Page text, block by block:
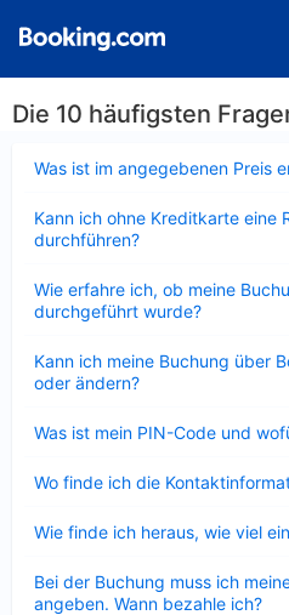
Die 10 häufigsten
Was ist im angegebenen Preis
Kann ich ohne Kreditkarte eine
durchführen?
Wie erfahre ich, ob meine
durchgeführt wurde?
Kann ich meine Buchung über
oder ändern?
Was ist mein PIN-Code und
Wo finde ich die
Wie finde ich heraus, wie viel
Bei der Buchung muss ich
angeben. Wann bezahle ich?